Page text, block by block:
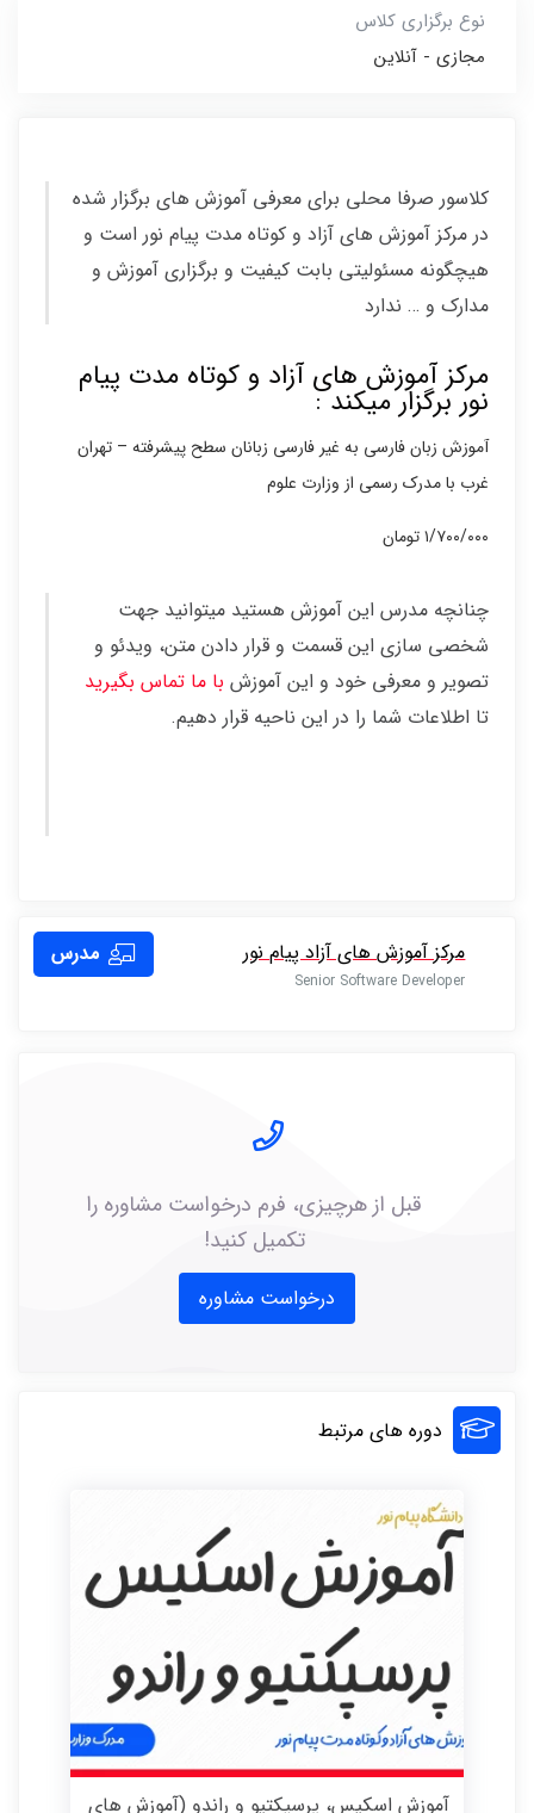
نوع برگزاری کلاس
مجازی - آنلاین
کلاسور صرفا محلی برای معرفی آموزش های برگزار شده
در مرکز آموزش های آزاد و کوتاه مدت پیام نور است و
هیچگونه مسئولیتی بابت کیفیت و برگزاری آموزش و
مدارک و … ندارد
مرکز آموزش های آزاد و کوتاه مدت پیام
نور برگزار میکند :
آموزش زبان فارسی به غیر فارسی زبانان سطح پیشرفته – تهران
غرب با مدرک رسمی از وزارت علوم
۱/۷۰۰/۰۰۰ تومان
چنانچه مدرس این آموزش هستید میتوانید جهت
شخصی سازی این قسمت و قرار دادن متن، ویدئو و
تصویر و معرفی خود و این آموزش با ما تماس بگیرید
تا اطلاعات شما را در این ناحیه قرار دهیم.
مدرس مرکز آموزش های آزاد پیام نور
Senior Software Developer
قبل از هرچیزی، فرم درخواست مشاوره را
تکمیل کنید!
درخواست مشاوره
دوره های مرتبط
آموزش اسکیس، پرسپکتیو و راندو (آموزش های